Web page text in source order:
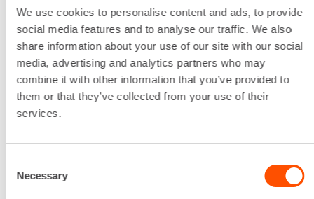
We use cookies to personalise content and ads, to provide
social media features and to analyse our traffic. We also
share information about your use of our site with our social
media, advertising and analytics partners who may
combine it with other information that you’ve provided to
them or that they’ve collected from your use of their
services.
Selection
Necessary